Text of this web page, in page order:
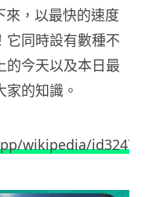
，以最快的速度
它同時設有數種不
的今天以及本日最
的知識。
wikipedia/